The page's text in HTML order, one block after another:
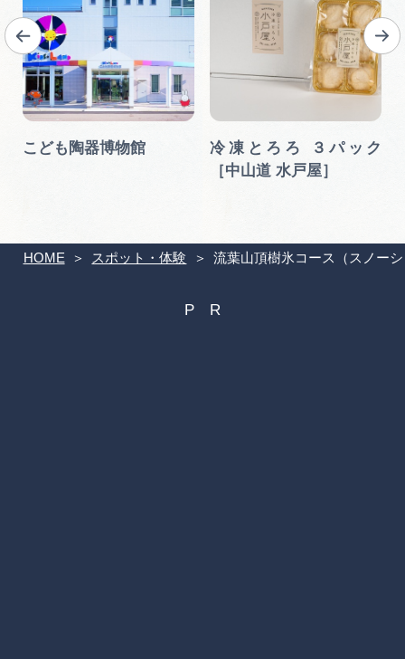
HOME スポット・体験 流葉山頂樹氷コース（スノー
こども陶器博物館
冷凍とろろ ３パック
［中山道 水戸屋］